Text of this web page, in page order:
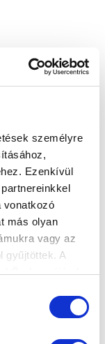
személyre
Ezenkívül
vonatkozó
más olyan
vagy az
gyűjtöttek. A
Ön hozzájárul a